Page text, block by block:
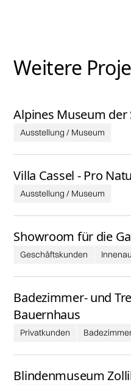
Weitere
Alpines Museum der
Ausstellung / Museum
Villa Cassel - Pro
Ausstellung / Museum
Showroom für die
Geschäftskunden
Badezimmer- und
Bauernhaus
Privatkunden
Blindenmuseum